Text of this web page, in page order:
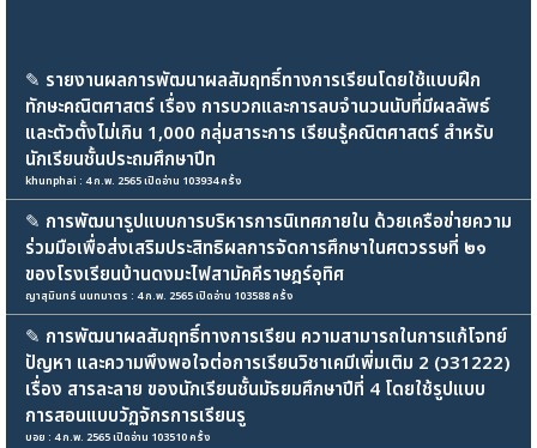
✎ รายงานผลการพัฒนาผลสัมฤทธิ์ทางการเรียนโดยใช้แบบฝึก
ทักษะคณิตศาสตร์ เรื่อง การบวกและการลบจำนวนนับที่มีผลลัพธ์
และตัวตั้งไม่เกิน 1,000 กลุ่มสาระการ เรียนรู้คณิตศาสตร์ สำหรับ
นักเรียนชั้นประถมศึกษาปีท
khunphai : 4 ก.พ. 2565 เปิดอ่าน 103934 ครั้ง
✎ การพัฒนารูปแบบการบริหารการนิเทศภายใน ด้วยเครือข่ายความ
ร่วมมือเพื่อส่งเสริมประสิทธิผลการจัดการศึกษาในศตวรรษที่ ๒๑
ของโรงเรียนบ้านดงมะไฟสามัคคีราษฎร์อุทิศ
ญาสุมินทร์ นนทมาตร : 4 ก.พ. 2565 เปิดอ่าน 103588 ครั้ง
✎ การพัฒนาผลสัมฤทธิ์ทางการเรียน ความสามารถในการแก้โจทย์
ปัญหา และความพึงพอใจต่อการเรียนวิชาเคมีเพิ่มเติม 2 (ว31222)
เรื่อง สารละลาย ของนักเรียนชั้นมัธยมศึกษาปีที่ 4 โดยใช้รูปแบบ
การสอนแบบวัฏจักรการเรียนรู
บอย : 4 ก.พ. 2565 เปิดอ่าน 103510 ครั้ง